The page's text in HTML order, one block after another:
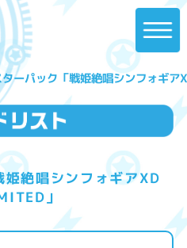
ーパック「戦姫絶唱シンフォギア
絶唱シンフォギアXD
」